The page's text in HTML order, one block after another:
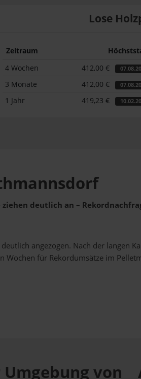
Lose
Zeitraum
4 Wochen
412,00 €
3 Monate 412,00 €
1 Jahr 419,23 €
deutlich an –
angezogen. Nach der langen
Wochen für Rekordumsätze im
von